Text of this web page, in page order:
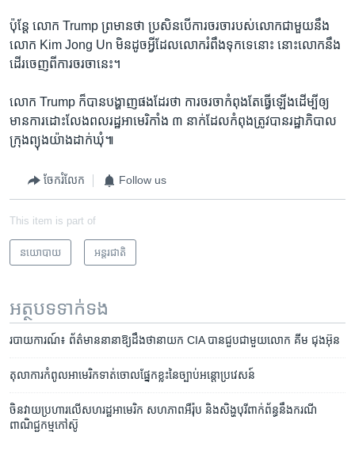
ប៉ុន្តែ លោក Trump ព្រមាន​ថា ប្រសិនបើ​ការ​ចរចា​របស់​លោក​ជាមួយ​នឹង​
លោក Kim Jong Un មិន​ដូច​អ្វី​ដែល​លោក​រំពឹង​ទុក​ទេ​នោះ នោះ​លោក​នឹង​
ដើរ​ចេញ​ពី​ការ​ចរចា​នេះ។
លោក Trump ក៏​បាន​បង្ហាញ​ផង​ដែរ​ថា ការ​ចរចា​កំពុងតែ​ធ្វើ​ឡើង​ដើម្បី​ឲ្យ​
មាន​ការ​ដោះលែង​ពលរដ្ឋ​អាមេរិកាំង ៣ នាក់​ដែល​កំពុង​ត្រូវ​បាន​រដ្ឋាភិបាល​
ក្រុង​ព្យុងយ៉ាង​ដាក់​ឃុំ៕
ចែករំលែក Follow us
This item is part of
នយោបាយ អន្តរជាតិ
អត្ថបទ​ទាក់ទង
របាយការណ៍៖ ព័ត៌មាន​នានា​ឱ្យ​ដឹង​ថា​នាយក​ CIA​ បាន​ជួប​ជាមួយ​លោក គីម ជុងអ៊ុន
តុលាការ​កំពូល​អាមេរិក​ទាត់​ចោល​ផ្នែក​ខ្លះ​នៃ​ច្បាប់​អន្តោប្រវេសន៍
ចិន​វាយ​ប្រហារ​លើ​សហរដ្ឋ​អាមេរិក សហភាព​អឺរ៉ុប និង​សិង្ហបុរី​ពាក់ព័ន្ធ​នឹង​ករណី​
ពាណិជ្ជកម្ម​កៅស៊ូ